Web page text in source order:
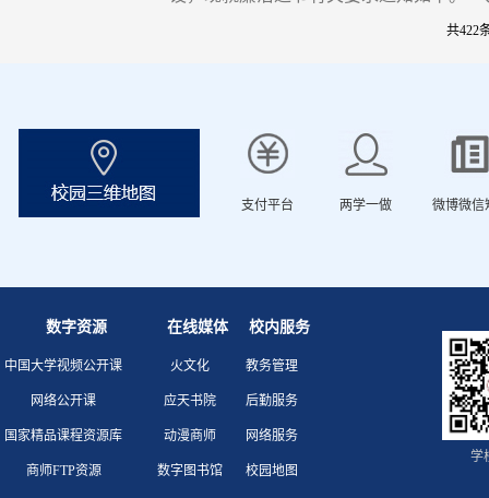
共422
支付平台 两学一做 微博微信
数字资源 在线媒体 校内服务
中国大学视频公开课
网络公开课
国家精品课程资源库
商师FTP资源
火文化
应天书院
动漫商师
数字图书馆
教务管理
后勤服务
网络服务
校园地图
学